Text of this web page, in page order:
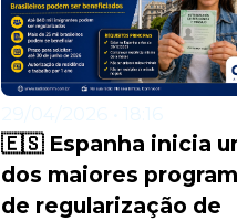
🇪🇸 Espanha inicia
dos maiores
de regularização de